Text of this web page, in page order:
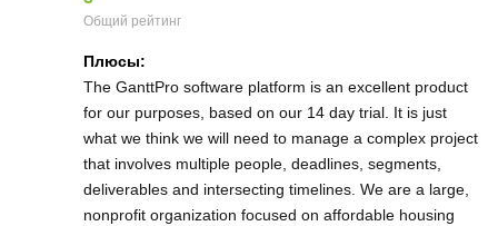
Общий рейтинг
Плюсы:
The GanttPro software platform is an excellent product
for our purposes, based on our 14 day trial. It is just
what we think we will need to manage a complex project
that involves multiple people, deadlines, segments,
deliverables and intersecting timelines. We are a large,
nonprofit organization focused on affordable housing